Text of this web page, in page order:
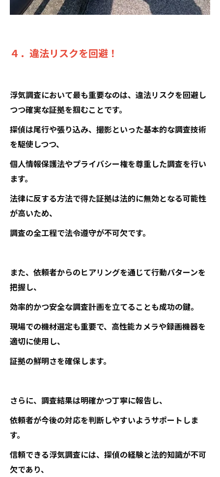
４．違法リスクを回避！
浮気調査において最も重要なのは、違法リスクを回避し
つつ確実な証拠を掴むことです。
探偵は尾行や張り込み、撮影といった基本的な調査技術
を駆使しつつ、
個人情報保護法やプライバシー権を尊重した調査を行い
ます。
法律に反する方法で得た証拠は法的に無効となる可能性
が高いため、
調査の全工程で法令遵守が不可欠です。
また、依頼者からのヒアリングを通じて行動パターンを
把握し、
効率的かつ安全な調査計画を立てることも成功の鍵。
現場での機材選定も重要で、高性能カメラや録画機器を
適切に使用し、
証拠の鮮明さを確保します。
さらに、調査結果は明確かつ丁寧に報告し、
依頼者が今後の対応を判断しやすいようサポートしま
す。
信頼できる浮気調査には、探偵の経験と法的知識が不可
欠であり、